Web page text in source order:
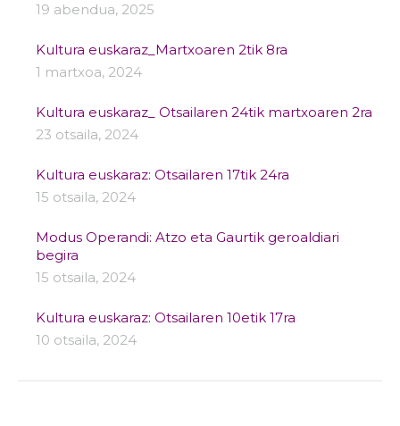
19 abendua, 2025
Kultura euskaraz_Martxoaren 2tik 8ra
1 martxoa, 2024
Kultura euskaraz_ Otsailaren 24tik martxoaren 2ra
23 otsaila, 2024
Kultura euskaraz: Otsailaren 17tik 24ra
15 otsaila, 2024
Modus Operandi: Atzo eta Gaurtik geroaldiari
begira
15 otsaila, 2024
Kultura euskaraz: Otsailaren 10etik 17ra
10 otsaila, 2024